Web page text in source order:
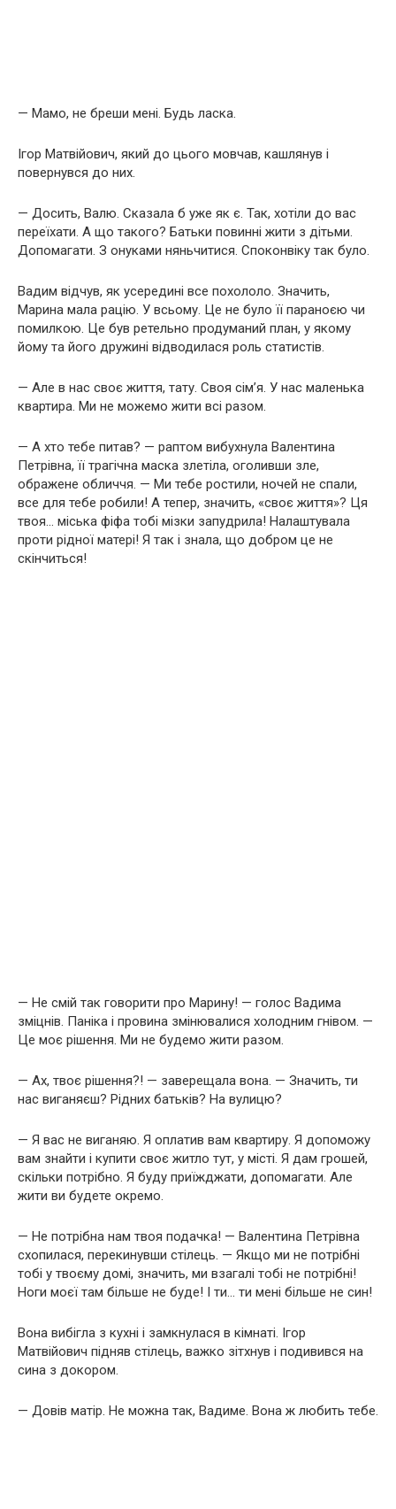
— Мамо, не бреши мені. Будь ласка.
Ігор Матвійович, який до цього мовчав, кашлянув і
повернувся до них.
— Досить, Валю. Сказала б уже як є. Так, хотіли до вас
переїхати. А що такого? Батьки повинні жити з дітьми.
Допомагати. З онуками няньчитися. Споконвіку так було.
Вадим відчув, як усередині все похололо. Значить,
Марина мала рацію. У всьому. Це не було її параноєю чи
помилкою. Це був ретельно продуманий план, у якому
йому та його дружині відводилася роль статистів.
— Але в нас своє життя, тату. Своя сім’я. У нас маленька
квартира. Ми не можемо жити всі разом.
— А хто тебе питав? — раптом вибухнула Валентина
Петрівна, її трагічна маска злетіла, оголивши зле,
ображене обличчя. — Ми тебе ростили, ночей не спали,
все для тебе робили! А тепер, значить, «своє життя»? Ця
твоя… міська фіфа тобі мізки запудрила! Налаштувала
проти рідної матері! Я так і знала, що добром це не
скінчиться!
— Не смій так говорити про Марину! — голос Вадима
зміцнів. Паніка і провина змінювалися холодним гнівом. —
Це моє рішення. Ми не будемо жити разом.
— Ах, твоє рішення?! — заверещала вона. — Значить, ти
нас виганяєш? Рідних батьків? На вулицю?
— Я вас не виганяю. Я оплатив вам квартиру. Я допоможу
вам знайти і купити своє житло тут, у місті. Я дам грошей,
скільки потрібно. Я буду приїжджати, допомагати. Але
жити ви будете окремо.
— Не потрібна нам твоя подачка! — Валентина Петрівна
схопилася, перекинувши стілець. — Якщо ми не потрібні
тобі у твоєму домі, значить, ми взагалі тобі не потрібні!
Ноги моєї там більше не буде! І ти… ти мені більше не син!
Вона вибігла з кухні і замкнулася в кімнаті. Ігор
Матвійович підняв стілець, важко зітхнув і подивився на
сина з докором.
— Довів матір. Не можна так, Вадиме. Вона ж любить тебе.